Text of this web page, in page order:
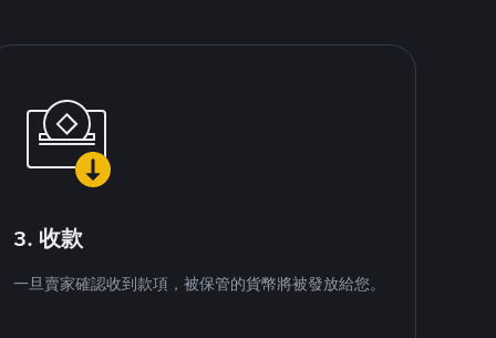
3. 收款
一旦賣家確認收到款項，被保管的貨幣將被發放給您。